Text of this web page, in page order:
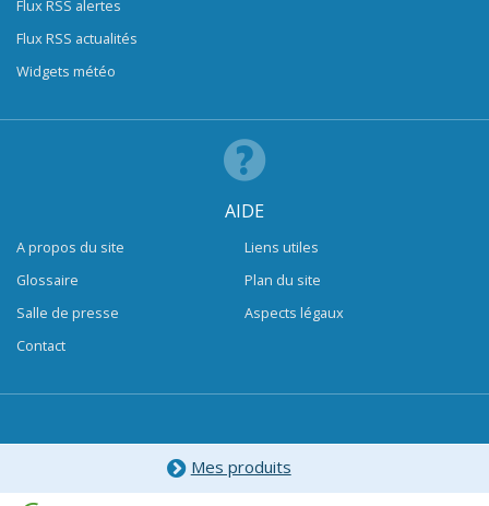
Flux RSS alertes
Flux RSS actualités
Widgets météo
AIDE
A propos du site
Glossaire
Salle de presse
Contact
Liens utiles
Plan du site
Aspects légaux
Mes produits